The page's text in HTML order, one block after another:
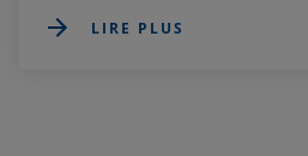
LIRE PLUS